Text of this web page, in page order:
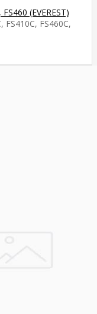
(EVEREST)
FS410C, FS460C,